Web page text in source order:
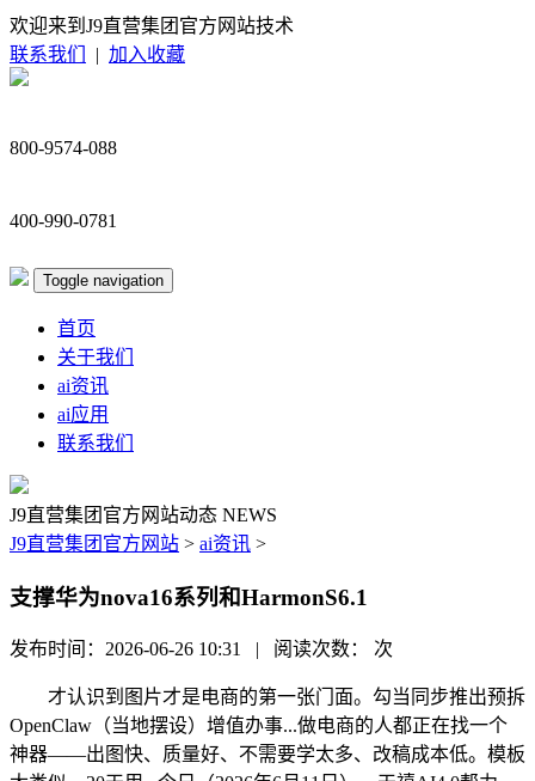
欢迎来到J9直营集团官方网站技术
联系我们
| 加入收藏
800-9574-088
400-990-0781
Toggle navigation
首页
关于我们
ai资讯
ai应用
联系我们
J9直营集团官方网站动态 NEWS
J9直营集团官方网站 > ai资讯 >
支撑华为nova16系列和HarmonS6.1
发布时间：2026-06-26 10:31 | 阅读次数： 次
才认识到图片才是电商的第一张门面。勾当同步推出预拆
OpenClaw（当地摆设）增值办事...做电商的人都正在找一个
神器——出图快、质量好、不需要学太多、改稿成本低。模板